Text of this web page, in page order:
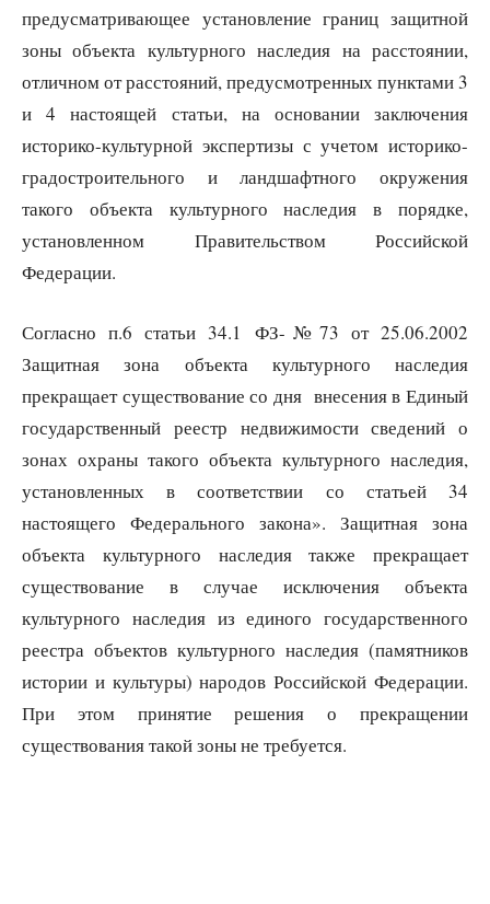
предусматривающее установление границ защитной
зоны объекта культурного наследия на расстоянии,
отличном от расстояний, предусмотренных пунктами 3
и 4 настоящей статьи, на основании заключения
историко-культурной экспертизы с учетом историко-
градостроительного и ландшафтного окружения
такого объекта культурного наследия в порядке,
установленном Правительством Российской
Федерации.
Согласно п.6 статьи 34.1 ФЗ-№73 от 25.06.2002
Защитная зона объекта культурного наследия
прекращает существование со дня внесения в Единый
государственный реестр недвижимости сведений о
зонах охраны такого объекта культурного наследия,
установленных в соответствии со статьей 34
настоящего Федерального закона». Защитная зона
объекта культурного наследия также прекращает
существование в случае исключения объекта
культурного наследия из единого государственного
реестра объектов культурного наследия (памятников
истории и культуры) народов Российской Федерации.
При этом принятие решения о прекращении
существования такой зоны не требуется.